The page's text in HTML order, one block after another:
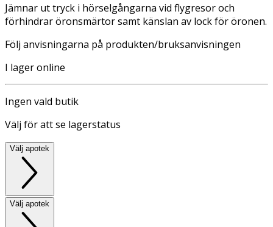
Jämnar ut tryck i hörselgångarna vid flygresor och
förhindrar öronsmärtor samt känslan av lock för öronen.
Följ anvisningarna på produkten/bruksanvisningen
I lager online
Ingen vald butik
Välj för att se lagerstatus
Välj apotek
Välj apotek